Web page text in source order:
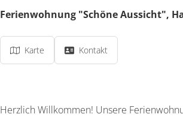
Ferienwohnung "Schöne Aussicht",
Karte Kontakt
Herzlich Willkommen! Unsere